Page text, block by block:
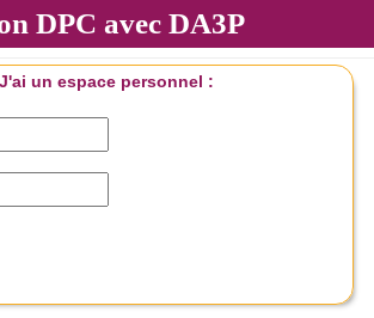
DPC avec DA3P
J'ai un espace personnel :